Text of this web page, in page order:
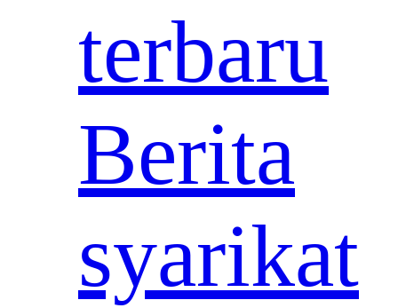
terbaru
Berita
syarikat